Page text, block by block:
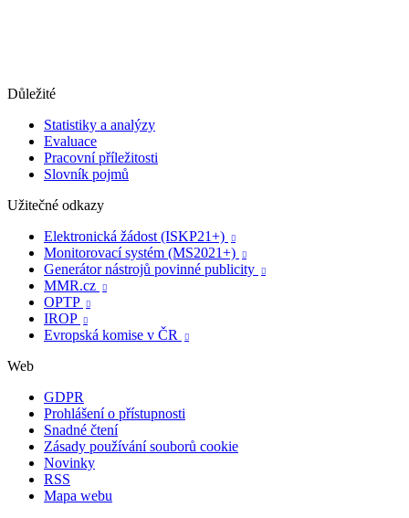
Důležité
Statistiky a analýzy
Evaluace
Pracovní příležitosti
Slovník pojmů
Užitečné odkazy
Elektronická žádost (ISKP21+)

Monitorovací systém (MS2021+) 
Generátor nástrojů povinné publicity 
MMR.cz 
OPTP 
IROP 
Evropská komise v ČR 
Web
GDPR
Prohlášení o přístupnosti
Snadné čtení
Zásady používání souborů cookie
Novinky
RSS
Mapa webu